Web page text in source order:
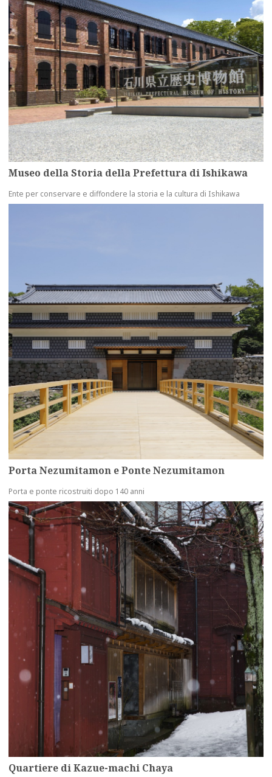
Museo della Storia della Prefettura di Ishikawa
Ente per conservare e diffondere la storia e la cultura di Ishikawa
Porta Nezumitamon e Ponte Nezumitamon
Porta e ponte ricostruiti dopo 140 anni
Quartiere di Kazue-machi Chaya
more